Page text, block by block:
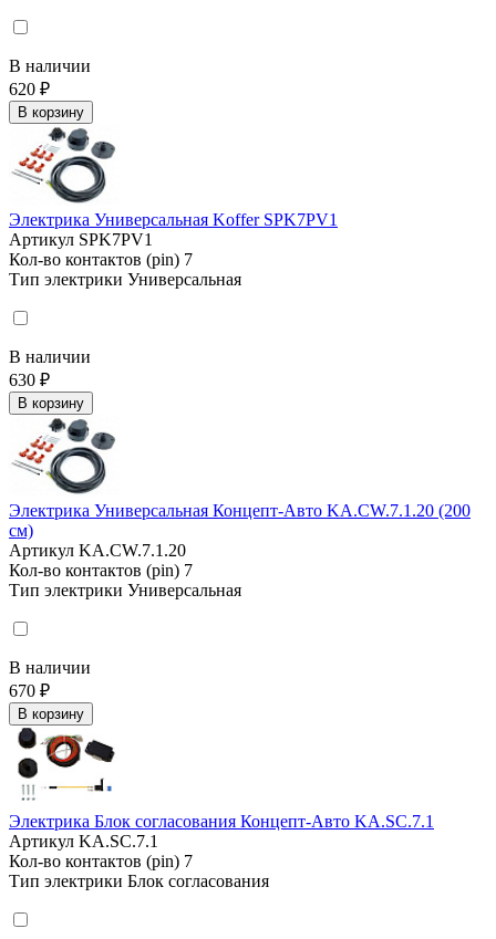
В наличии
620 ₽
В корзину
Электрика Универсальная Koffer SPK7PV1
Артикул SPK7PV1
Кол-во контактов (pin) 7
Тип электрики Универсальная
В наличии
630 ₽
В корзину
Электрика Универсальная Концепт-Авто KA.CW.7.1.20 (200
см)
Артикул KA.CW.7.1.20
Кол-во контактов (pin) 7
Тип электрики Универсальная
В наличии
670 ₽
В корзину
Электрика Блок согласования Концепт-Авто KA.SC.7.1
Артикул KA.SC.7.1
Кол-во контактов (pin) 7
Тип электрики Блок согласования